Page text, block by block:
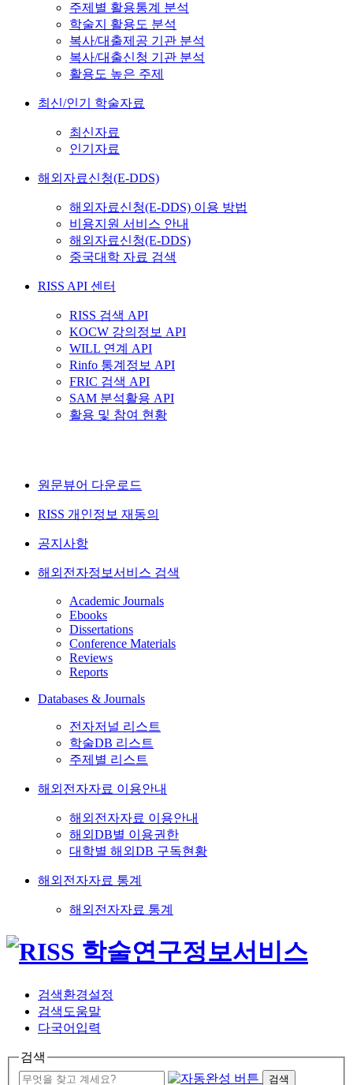
주제별 활용통계 분석
학술지 활용도 분석
복사/대출제공 기관 분석
복사/대출신청 기관 분석
활용도 높은 주제
최신/인기 학술자료
최신자료
인기자료
해외자료신청(E-DDS)
해외자료신청(E-DDS) 이용 방법
비용지원 서비스 안내
해외자료신청(E-DDS)
중국대학 자료 검색
RISS API 센터
RISS 검색 API
KOCW 강의정보 API
WILL 연계 API
Rinfo 통계정보 API
FRIC 검색 API
SAM 분석활용 API
활용 및 참여 현황
원문뷰어 다운로드
RISS 개인정보 재동의
공지사항
해외전자정보서비스 검색
Academic Journals
Ebooks
Dissertations
Conference Materials
Reviews
Reports
Databases & Journals
전자저널 리스트
학술DB 리스트
주제별 리스트
해외전자자료 이용안내
해외전자자료 이용안내
해외DB별 이용권한
대학별 해외DB 구독현황
해외전자자료 통계
해외전자자료 통계
검색환경설정
검색도움말
다국어입력
검색
검색